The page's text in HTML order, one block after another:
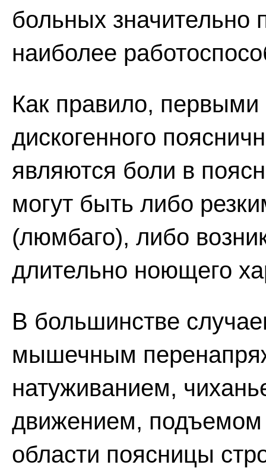
больных
наиболее
Как правило,
дискогенного
являются боли в
могут быть либо
(люмбаго), либо
длительно ноющего
В большинстве
мышечным
натуживанием,
движением, подъемом
области поясницы